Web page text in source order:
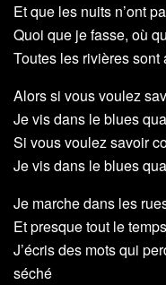
Et que les nuits n’ont
Quoi que je fasse, où
Toutes les rivières sont
Alors si vous voulez
Je vis dans le blues
Si vous voulez savoir
Je vis dans le blues
Je marche dans les
Et presque tout le
J’écris des mots qui
séché